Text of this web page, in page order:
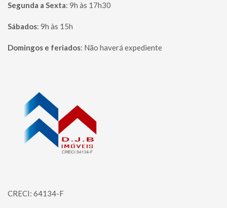
Segunda a Sexta: 9h às 17h30
Sábados: 9h às 15h
Domingos e feriados: Não haverá expediente
CRECI: 64134-F